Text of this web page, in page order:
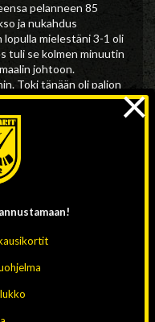
pelanneen 85
ja nukahdus
lopulla mielestäni 3-1 oli
tuli se kolmen minuutin
johtoon.
Toki tänään oli paljon
virheitä tulos oli voinut
päättäviin
ja sunnuntaina
viikon keskiviikkona
jälkeen.
pelaajina Esko
Laakkosen (Akilles).
×